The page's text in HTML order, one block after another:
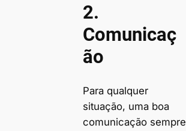
2.
Comunicaç
ão
Para qualquer
situação, uma boa
comunicação sempre